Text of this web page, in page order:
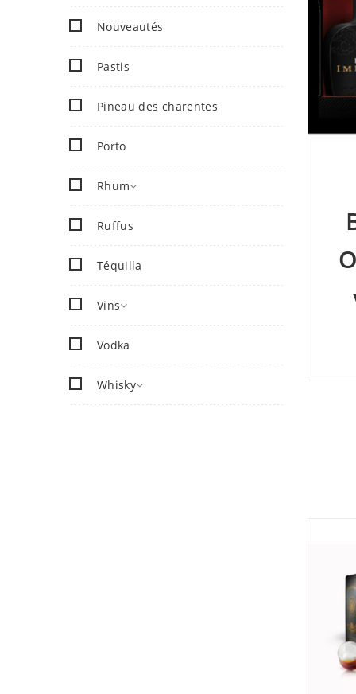
Nouveautés
Pastis
Pineau des charentes
Porto
Rhum
Ruffus
Téquilla
Vins
Vodka
Whisky